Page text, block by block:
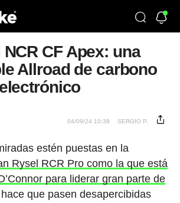
CF Apex: una
Allroad de carbono
04/09/24 10:39 SERGIO P.
estén puestas en la
Rysel RCR Pro como la que está
para liderar gran parte de
que pasen desapercibidas